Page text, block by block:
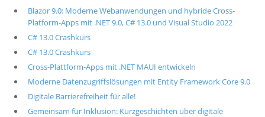
Blazor 9.0: Moderne Webanwendungen und hybride Cross-
Platform-Apps mit .NET 9.0, C# 13.0 und Visual Studio 2022
C# 13.0 Crashkurs
C# 13.0 Crashkurs
Cross-Plattform-Apps mit .NET MAUI entwickeln
Moderne Datenzugriffslösungen mit Entity Framework Core 9.0
Digitale Barrierefreiheit für alle!
Gemeinsam für Inklusion: Kurzgeschichten über digitale